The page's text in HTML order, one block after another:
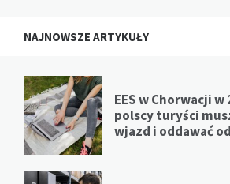
NAJNOWSZE ARTYKUŁY
EES w Chorwacji
polscy turyści
wjazd i oddawać